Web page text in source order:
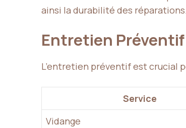
ainsi la durabilité des réparations.
Entretien Préventif
L’entretien préventif est crucial
Service
Vidange